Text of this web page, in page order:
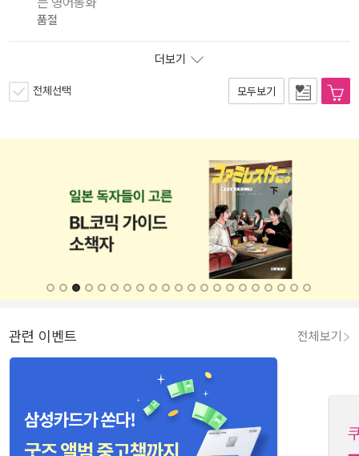
품절
더보기
전체선택 모두보기
관련 이벤트 전체보기